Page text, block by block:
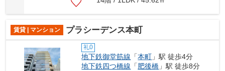
賃貸 | マンション プラシーデンス本町
礼0
地下鉄御堂筋線 「本町 」駅 徒歩4分
地下鉄四つ橋線 「肥後橋 」駅 徒歩8分